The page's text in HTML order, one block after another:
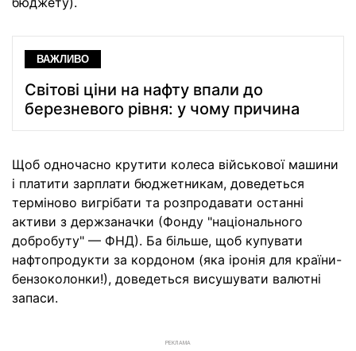
ВАЖЛИВО
Світові ціни на нафту впали до
березневого рівня: у чому причина
Щоб одночасно крутити колеса військової машини
і платити зарплати бюджетникам, доведеться
терміново вигрібати та розпродавати останні
активи з держзаначки (Фонду "національного
добробуту" — ФНД). Ба більше, щоб купувати
нафтопродукти за кордоном (яка іронія для країни-
бензоколонки!), доведеться висушувати валютні
запаси.
РЕКЛАМА